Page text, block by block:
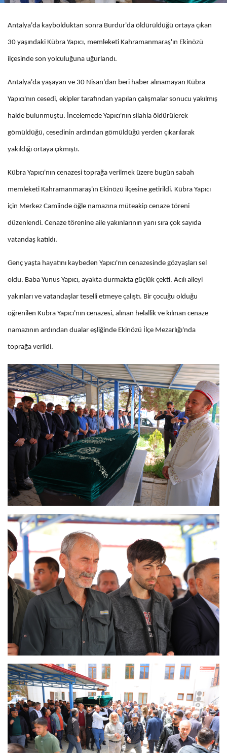
Antalya'da kaybolduktan sonra Burdur'da öldürüldüğü ortaya çıkan
30 yaşındaki Kübra Yapıcı, memleketi Kahramanmaraş'ın Ekinözü
ilçesinde son yolculuğuna uğurlandı.
Antalya'da yaşayan ve 30 Nisan'dan beri haber alınamayan Kübra
Yapıcı'nın cesedi, ekipler tarafından yapılan çalışmalar sonucu yakılmış
halde bulunmuştu. İncelemede Yapıcı'nın silahla öldürülerek
gömüldüğü, cesedinin ardından gömüldüğü yerden çıkarılarak
yakıldığı ortaya çıkmıştı.
Kübra Yapıcı'nın cenazesi toprağa verilmek üzere bugün sabah
memleketi Kahramanmaraş'ın Ekinözü ilçesine getirildi. Kübra Yapıcı
için Merkez Camiinde öğle namazına müteakip cenaze töreni
düzenlendi. Cenaze törenine aile yakınlarının yanı sıra çok sayıda
vatandaş katıldı.
Genç yaşta hayatını kaybeden Yapıcı'nın cenazesinde gözyaşları sel
oldu. Baba Yunus Yapıcı, ayakta durmakta güçlük çekti. Acılı aileyi
yakınları ve vatandaşlar teselli etmeye çalıştı. Bir çocuğu olduğu
öğrenilen Kübra Yapıcı'nın cenazesi, alınan helallik ve kılınan cenaze
namazının ardından dualar eşliğinde Ekinözü İlçe Mezarlığı'nda
toprağa verildi.